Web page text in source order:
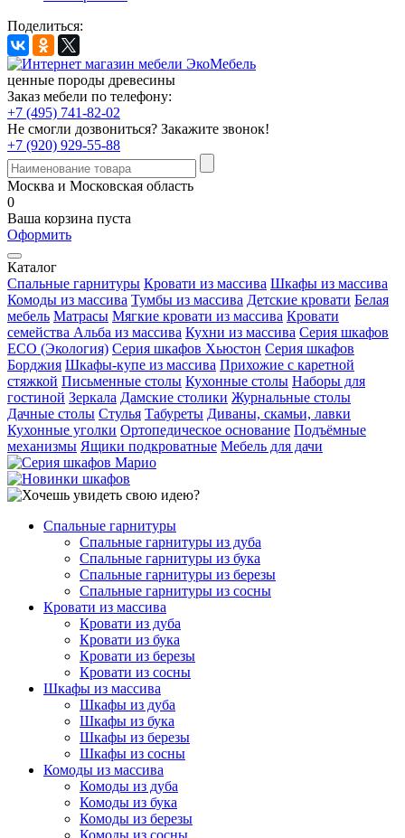
Поделиться:
ценные породы древесины
Заказ мебели по телефону:
+7 (495) 741-82-02
Не смогли дозвониться? Закажите звонок!
+7 (920) 929-55-88
Москва и Московская область
0
Ваша корзина пуста
Оформить
Каталог
Спальные гарнитуры Кровати из массива Шкафы из массива
Комоды из массива Тумбы из массива Детские кровати Белая
мебель Матрасы Мягкие кровати из массива Кровати
семейства Альба из массива Кухни из массива Серия шкафов
ECO (Экология) Серия шкафов Хьюстон Серия шкафов
Борджия Шкафы-купе из массива Прихожие с каретной
стяжкой Письменные столы Кухонные столы Наборы для
гостиной Зеркала Дамские столики Журнальные столы
Дачные столы Стулья Табуреты Диваны, скамьи, лавки
Кухонные уголки Ортопедическое основание Подъёмные
механизмы Ящики подкроватные Мебель для дачи
Спальные гарнитуры
Спальные гарнитуры из дуба
Спальные гарнитуры из бука
Спальные гарнитуры из березы
Спальные гарнитуры из сосны
Кровати из массива
Кровати из дуба
Кровати из бука
Кровати из березы
Кровати из сосны
Шкафы из массива
Шкафы из дуба
Шкафы из бука
Шкафы из березы
Шкафы из сосны
Комоды из массива
Комоды из дуба
Комоды из бука
Комоды из березы
Комоды из сосны